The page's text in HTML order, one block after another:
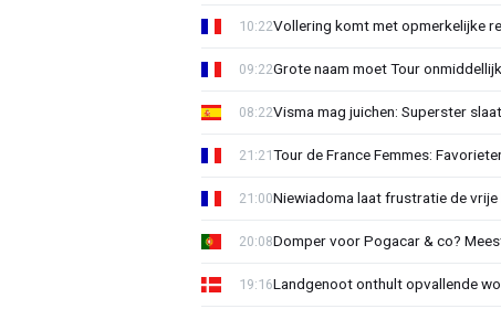
Vollering komt met opmerkelijke
10:22
Grote naam moet Tour
09:22
Visma mag juichen: Superster
08:22
Tour de France Femmes:
21:21
Niewiadoma laat frustratie de
21:00
Domper voor Pogacar & co?
20:08
Landgenoot onthult opvallende
19:16